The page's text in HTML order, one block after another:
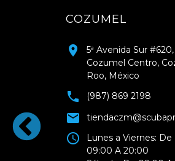
COZUMEL
5ª Avenida Sur
Cozumel Centro,
Roo, México
(987) 869 2198
Lunes a Viernes: De
09:00 A 20:00